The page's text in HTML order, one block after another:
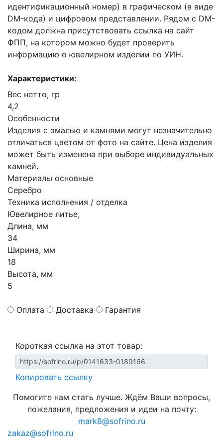
идентификационный номер) в графическом (в виде
DM-кода) и цифровом представлении. Рядом с DM-
кодом должна присутствовать ссылка на сайт
ФПП, на котором можно будет проверить
информацию о ювелирном изделии по УИН.
Характеристики:
Вес нетто, гр
4,2
Особенности
Изделия с эмалью и камнями могут незначительно
отличаться цветом от фото на сайте. Цена изделия
может быть изменена при выборе индивидуальных
камней.
Материалы основные
Серебро
Техника исполнения / отделка
Ювелирное литье,
Длина, мм
34
Ширина, мм
18
Высота, мм
5
Оплата Доставка Гарантия
Короткая ссылка на этот товар:
Копировать ссылку
Помогите нам стать лучше. Ждём Ваши вопросы,
пожелания, предложения и идеи на почту:
mark8@sofrino.ru
zakaz@sofrino.ru